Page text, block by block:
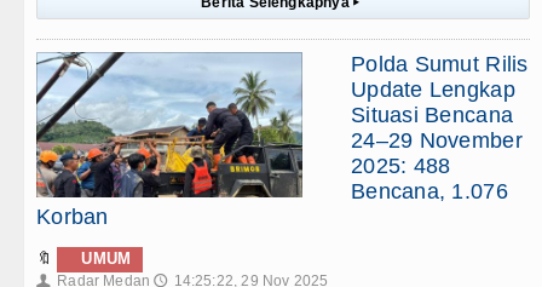
Polda Sumut Rilis
Update Lengkap
Situasi Bencana
24–29 November
2025: 488
Bencana, 1.076
Korban
🔖 UMUM
👤 Radar Medan 🕔 14:25:22, 29 Nov 2025